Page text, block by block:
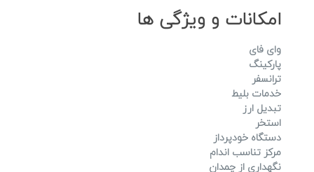
امکانات و ویژگی ها
وای فای
پارکینگ
ترانسفر
خدمات بلیط
تبدیل ارز
استخر
دستگاه خودپرداز
مرکز تناسب اندام
نگهداری از چمدان